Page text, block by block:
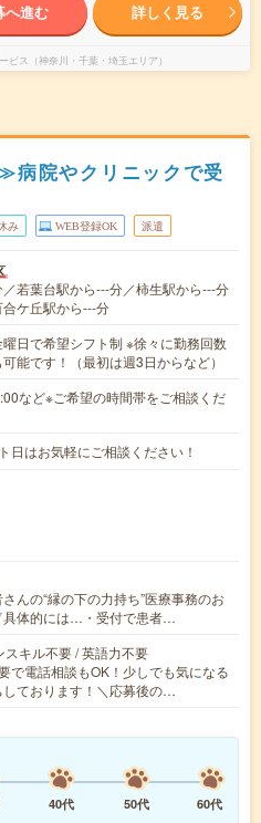
へ進む 詳しく見る
ビス（神奈川・千葉・埼玉エリア）
院やクリニックで受
み WEB登録OK 派遣
若葉台駅から---分／柿生駅から---分
ケ丘駅から---分
曜日で希望シフト制 ※徐々に勤務回数
能です！（最初は週3日からなど）
など※ご希望の時間帯をご相談くだ
はお気軽にご相談ください！
んの“縁の下の力持ち”医療事務のお
体的には…・受付で患者…
スキル不要 / 英語力不要
で電話相談もOK！少しでも気になる
ております！＼応募後の…
40代 50代
60代